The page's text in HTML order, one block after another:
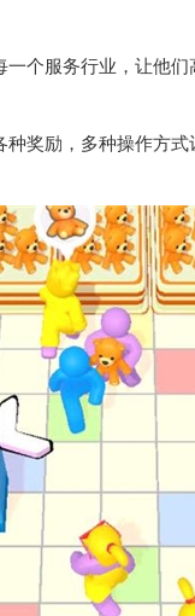
一个服务行业，让他
种奖励，多种操作方